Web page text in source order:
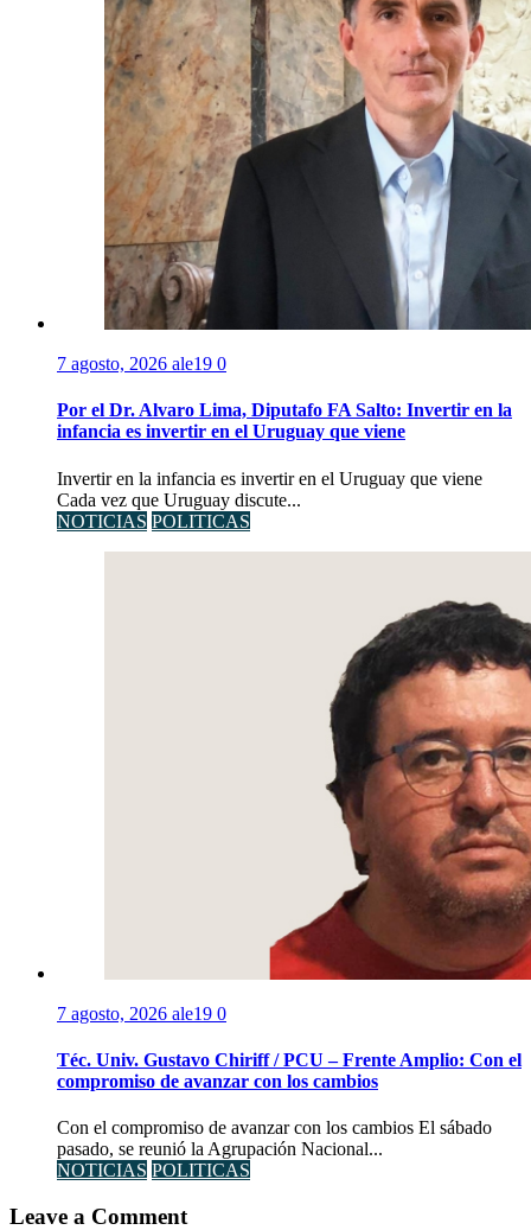
7 agosto, 2026 ale19 0
Por el Dr. Alvaro Lima, Diputafo FA Salto: Invertir en la
infancia es invertir en el Uruguay que viene
Invertir en la infancia es invertir en el Uruguay que viene
Cada vez que Uruguay discute...
NOTICIAS POLITICAS
7 agosto, 2026 ale19 0
Téc. Univ. Gustavo Chiriff / PCU – Frente Amplio: Con el
compromiso de avanzar con los cambios
Con el compromiso de avanzar con los cambios El sábado
pasado, se reunió la Agrupación Nacional...
NOTICIAS POLITICAS
Leave a Comment